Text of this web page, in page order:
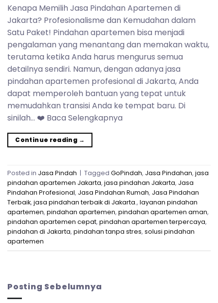
Kenapa Memilih Jasa Pindahan Apartemen di
Jakarta? Profesionalisme dan Kemudahan dalam
Satu Paket! Pindahan apartemen bisa menjadi
pengalaman yang menantang dan memakan waktu,
terutama ketika Anda harus mengurus semua
detailnya sendiri. Namun, dengan adanya jasa
pindahan apartemen profesional di Jakarta, Anda
dapat memperoleh bantuan yang tepat untuk
memudahkan transisi Anda ke tempat baru. Di
sinilah… ❤️ Baca Selengkapnya
Continue reading →
Posted in Jasa Pindah | Tagged GoPindah, Jasa Pindahan, jasa
pindahan apartemen Jakarta, jasa pindahan Jakarta, Jasa
Pindahan Profesional, Jasa Pindahan Rumah, Jasa Pindahan
Terbaik, jasa pindahan terbaik di Jakarta., layanan pindahan
apartemen, pindahan apartemen, pindahan apartemen aman,
pindahan apartemen cepat, pindahan apartemen terpercaya,
pindahan di Jakarta, pindahan tanpa stres, solusi pindahan
apartemen
Posting Sebelumnya